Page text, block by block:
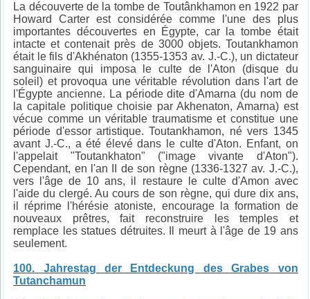
La découverte de la tombe de Toutânkhamon en 1922 par
Howard Carter est considérée comme l'une des plus
importantes découvertes en Égypte, car la tombe était
intacte et contenait près de 3000 objets. Toutankhamon
était le fils d'Akhénaton (1355-1353 av. J.-C.), un dictateur
sanguinaire qui imposa le culte de l'Aton (disque du
soleil) et provoqua une véritable révolution dans l'art de
l'Égypte ancienne. La période dite d'Amarna (du nom de
la capitale politique choisie par Akhenaton, Amarna) est
vécue comme un véritable traumatisme et constitue une
période d'essor artistique. Toutankhamon, né vers 1345
avant J.-C., a été élevé dans le culte d'Aton. Enfant, on
l'appelait "Toutankhaton" ("image vivante d'Aton").
Cependant, en l'an II de son règne (1336-1327 av. J.-C.),
vers l'âge de 10 ans, il restaure le culte d'Amon avec
l'aide du clergé. Au cours de son règne, qui dure dix ans,
il réprime l'hérésie atoniste, encourage la formation de
nouveaux prêtres, fait reconstruire les temples et
remplace les statues détruites. Il meurt à l'âge de 19 ans
seulement.
100. Jahrestag der Entdeckung des Grabes von
Tutanchamun